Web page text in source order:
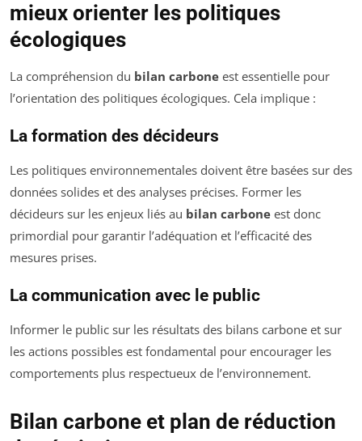
mieux orienter les politiques
écologiques
La compréhension du bilan carbone est essentielle pour
l’orientation des politiques écologiques. Cela implique :
La formation des décideurs
Les politiques environnementales doivent être basées sur des
données solides et des analyses précises. Former les
décideurs sur les enjeux liés au bilan carbone est donc
primordial pour garantir l’adéquation et l’efficacité des
mesures prises.
La communication avec le public
Informer le public sur les résultats des bilans carbone et sur
les actions possibles est fondamental pour encourager les
comportements plus respectueux de l’environnement.
Bilan carbone et plan de réduction